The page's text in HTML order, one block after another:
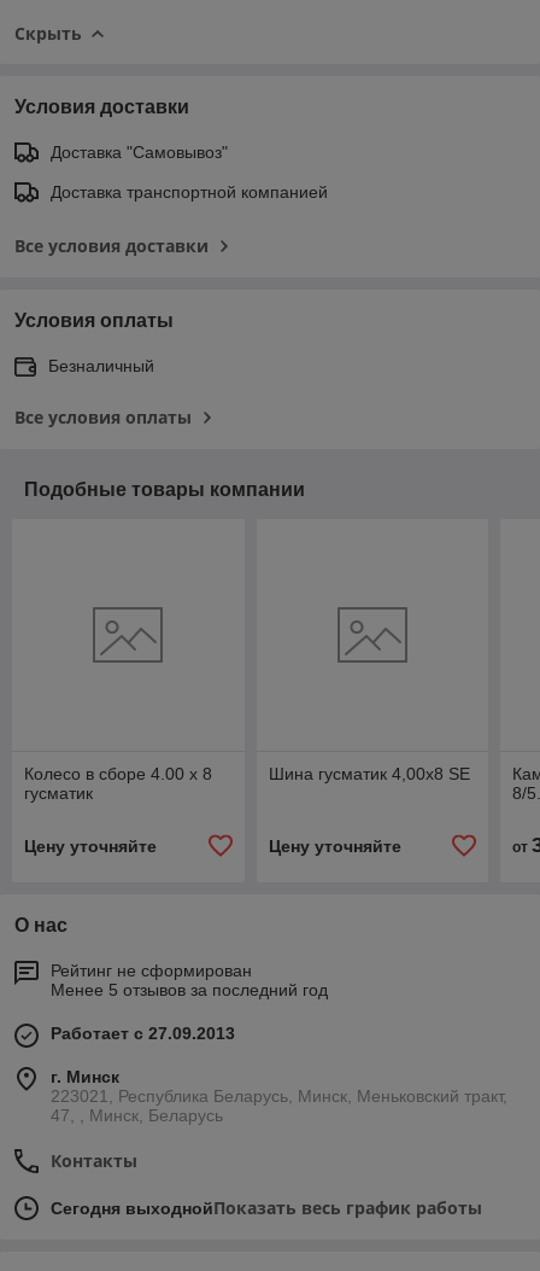
Скрыть
Условия доставки
Доставка "Самовывоз"
Доставка транспортной компанией
Все условия доставки
Условия оплаты
Безналичный
Все условия оплаты
Подобные товары компании
Колесо в сборе 4.00 х 8
гусматик
Цену уточняйте
Шина гусматик 4,00х8 SE
Цену уточняйте
8/
от
О нас
Рейтинг не сформирован
Менее 5 отзывов за последний год
Работает с 27.09.2013
г. Минск
223021, Республика Беларусь, Минск, Меньковский тракт,
47, , Минск, Беларусь
Контакты
Сегодня выходнойПоказать весь график работы